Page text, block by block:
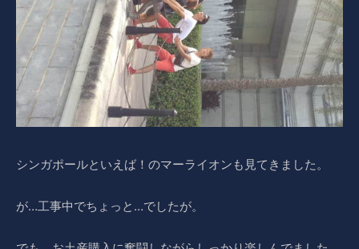
シンガポールといえば！のマーライオンも見てきました。
が…工事中でちょっと…でしたが。